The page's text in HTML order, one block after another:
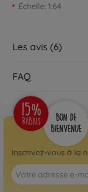
Échelle: 1:64
Les avis (6)
FAQ
Inscrivez-vous à la